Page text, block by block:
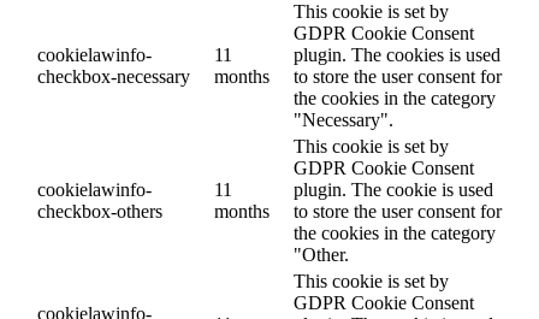
cookielawinfo-
checkbox-necessary
11
months
This cookie is set by
GDPR Cookie Consent
plugin. The cookies is used
to store the user consent for
the cookies in the category
"Necessary".
cookielawinfo-
checkbox-others
11
months
This cookie is set by
GDPR Cookie Consent
plugin. The cookie is used
to store the user consent for
the cookies in the category
"Other.
cookielawinfo-
This cookie is set by
GDPR Cookie Consent